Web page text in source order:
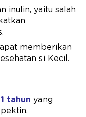
inulin, yaitu salah
memberikan
si Kecil.
tahun yang